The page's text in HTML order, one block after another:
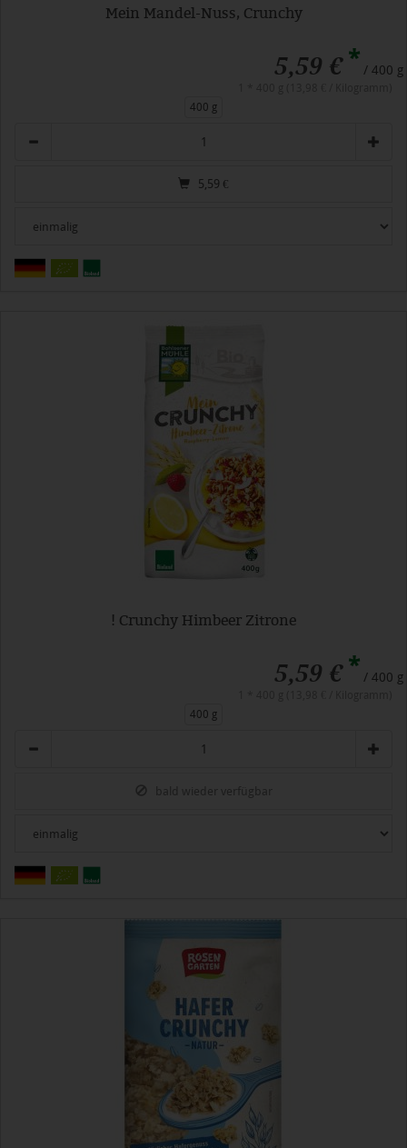
Mein Mandel-Nuss, Crunchy
5,59 €* / 400 g
400 g
5,59 €
! Crunchy Himbeer Zitrone
5,59 €* / 400 g
400 g
bald wieder verfügbar